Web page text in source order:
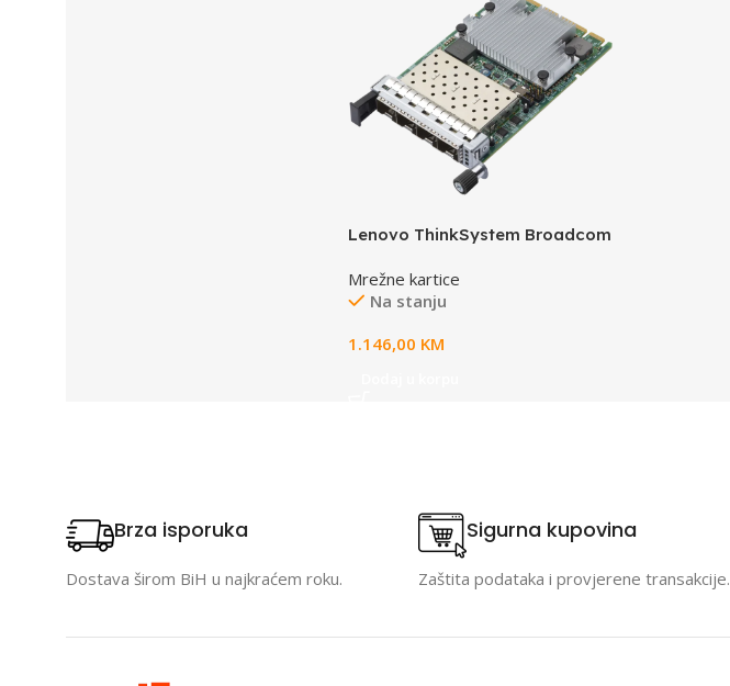
Lenovo ThinkSystem Broadcom
Ethernet Adapter
Mrežne kartice
Na stanju
1.146,00 KM
Brza isporuka
Dostava širom BiH u najkraćem roku.
Sigurna kupovina
Zaštita podataka i provjerene transakcije.